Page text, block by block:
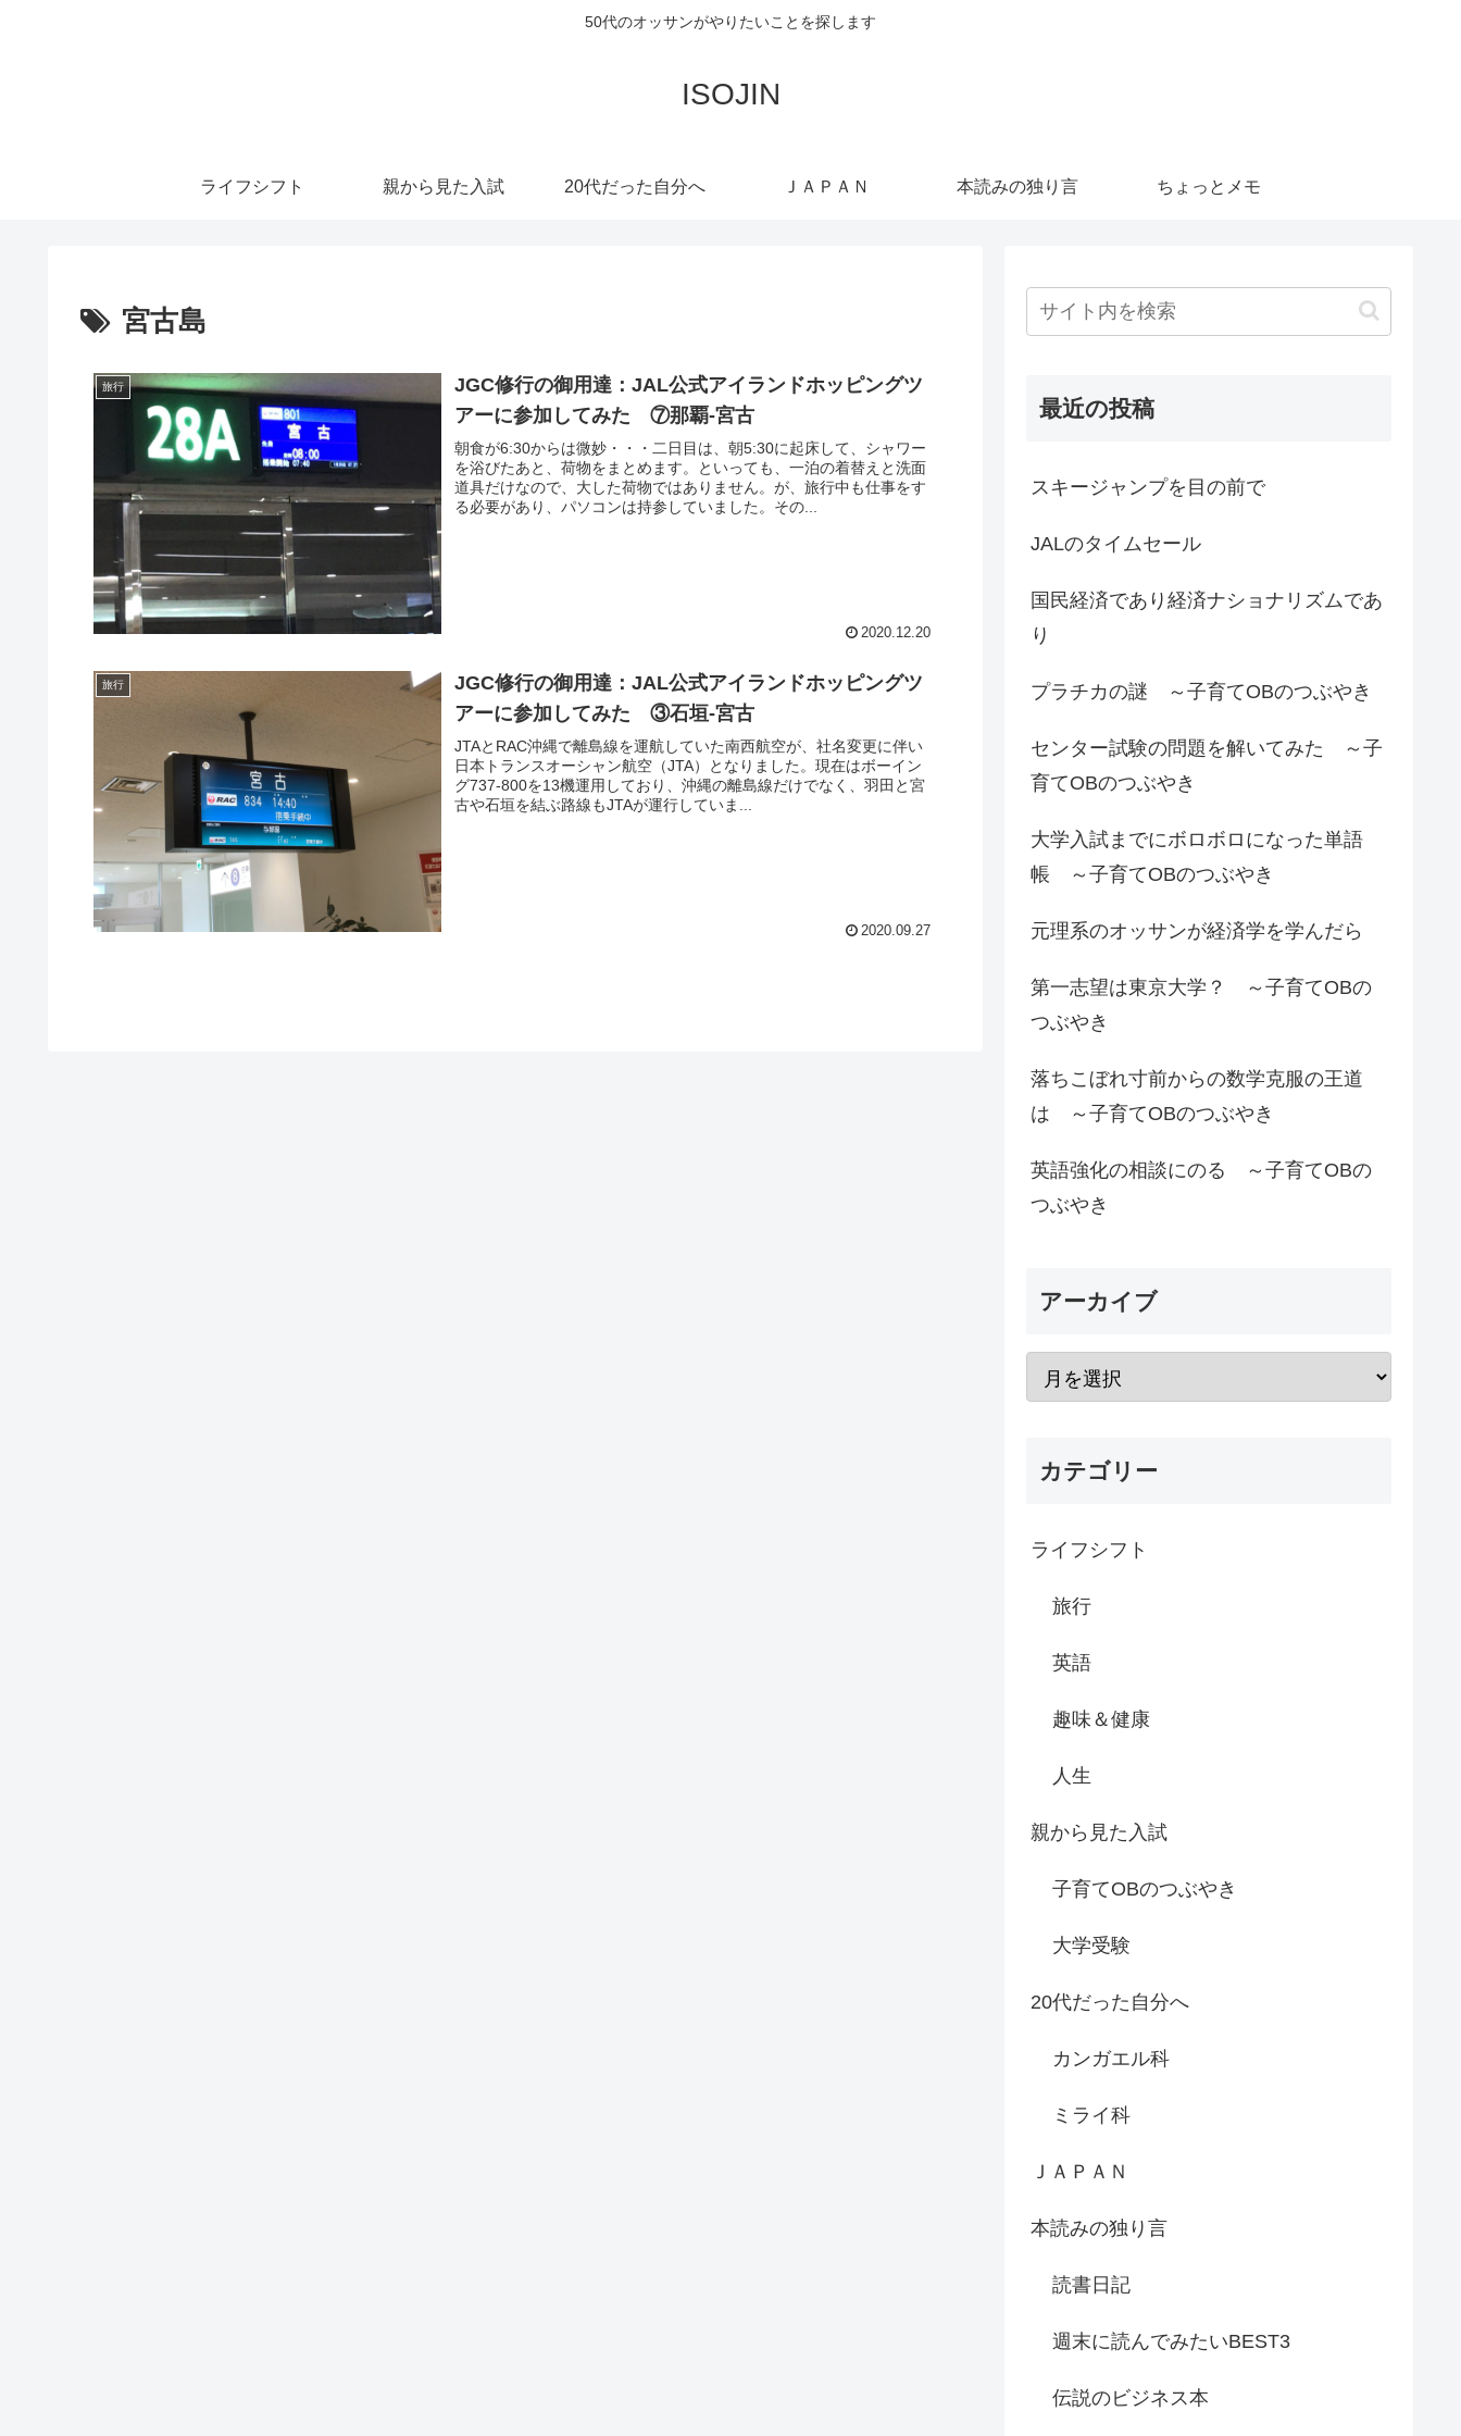
50代のオッサンがやりたいことを探します
ISOJIN
ライフシフト 親から見た入試 20代だった自分へ ＪＡＰＡＮ 本読みの独り言 ちょっとメモ
宮古島
旅行
JGC修行の御用達：JAL公式アイランドホッピングツ
アーに参加してみた ⑦那覇‐宮古
朝食が6:30からは微妙・・・二日目は、朝5:30に起床して、シャワー
を浴びたあと、荷物をまとめます。といっても、一泊の着替えと洗面
道具だけなので、大した荷物ではありません。が、旅行中も仕事をす
る必要があり、パソコンは持参していました。その...
2020.12.20
旅行
JGC修行の御用達：JAL公式アイランドホッピングツ
アーに参加してみた ③石垣‐宮古
JTAとRAC沖縄で離島線を運航していた南西航空が、社名変更に伴い
日本トランスオーシャン航空（JTA）となりました。現在はボーイン
グ737-800を13機運用しており、沖縄の離島線だけでなく、羽田と宮
古や石垣を結ぶ路線もJTAが運行していま...
2020.09.27
最近の投稿
スキージャンプを目の前で
JALのタイムセール
国民経済であり経済ナショナリズムであ
り
プラチカの謎 ～子育てOBのつぶやき
センター試験の問題を解いてみた ～子
育てOBのつぶやき
大学入試までにボロボロになった単語
帳 ～子育てOBのつぶやき
元理系のオッサンが経済学を学んだら
第一志望は東京大学？ ～子育てOBの
つぶやき
落ちこぼれ寸前からの数学克服の王道
は ～子育てOBのつぶやき
英語強化の相談にのる ～子育てOBの
つぶやき
アーカイブ
カテゴリー
ライフシフト
旅行
英語
趣味＆健康
人生
親から見た入試
子育てOBのつぶやき
大学受験
20代だった自分へ
カンガエル科
ミライ科
ＪＡＰＡＮ
本読みの独り言
読書日記
週末に読んでみたいBEST3
伝説のビジネス本